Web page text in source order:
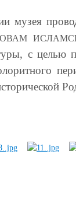
с целью